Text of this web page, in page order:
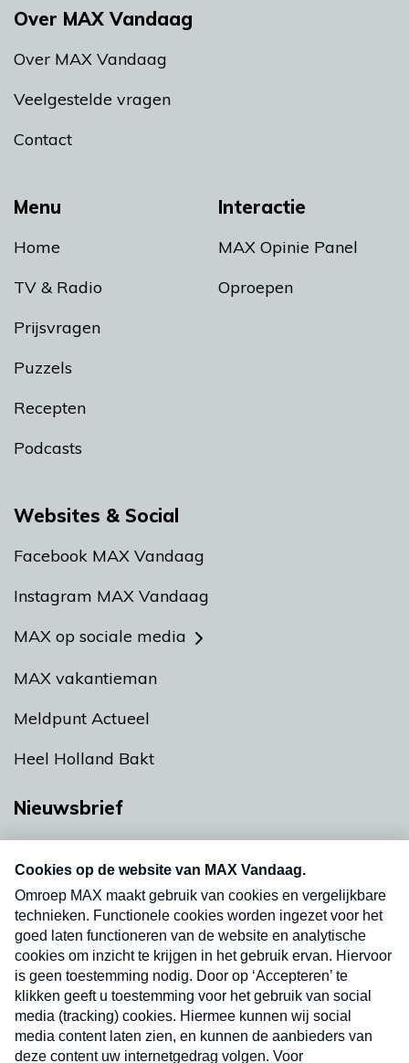
Menu
Home
TV & Radio
Prijsvragen
Puzzels
Recepten
Podcasts
Interactie
MAX Opinie Panel
Oproepen
Over MAX Vandaag
Over MAX Vandaag
Veelgestelde vragen
Contact
Websites & Social
Facebook MAX Vandaag
Instagram MAX Vandaag
MAX op sociale media
MAX vakantieman
Meldpunt Actueel
Heel Holland Bakt
Nieuwsbrief
nieuwsbrief. Elke vrijdag- en dinsdagochtend in
uw mailbox.
Verzend